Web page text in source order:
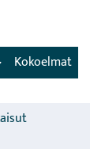
Kokoelmat